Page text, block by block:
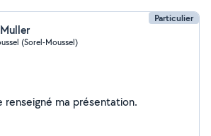
Particulier
(Sorel-Moussel)
Je n'ai pas encore renseigné ma présentation.